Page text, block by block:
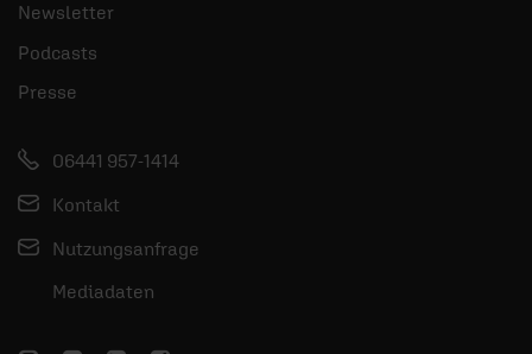
Newsletter
Podcasts
Presse
06441 957-1414
Kontakt
Nutzungsanfrage
Mediadaten